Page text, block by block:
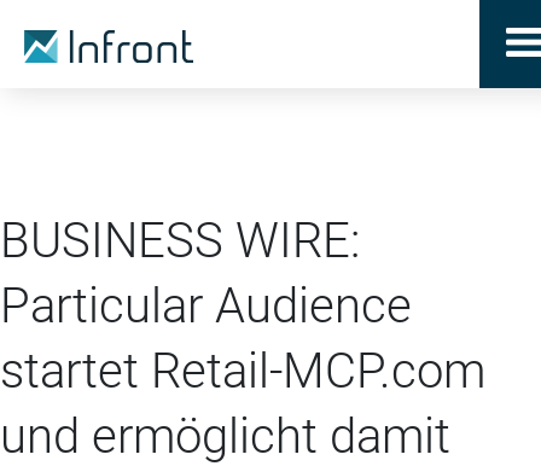
BUSINESS WIRE:
Particular Audience
startet Retail-MCP.com
und ermöglicht damit